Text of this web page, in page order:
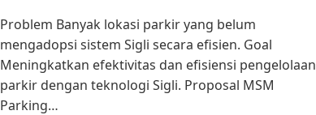
Problem Banyak lokasi parkir yang belum
mengadopsi sistem Sigli secara efisien. Goal
Meningkatkan efektivitas dan efisiensi pengelolaan
parkir dengan teknologi Sigli. Proposal MSM
Parking…